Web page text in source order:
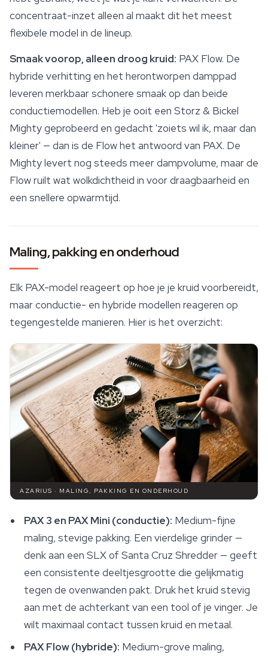
concentraat-inzet alleen al maakt dit het meest
flexibele model in de lineup.
Smaak voorop, alleen droog kruid: PAX Flow. De
hybride verhitting en het herontworpen damppad
leveren merkbaar schonere smaak op dan beide
conductiemodellen. Heb je ooit een Storz & Bickel
Mighty geprobeerd en gedacht 'zoiets wil ik, maar dan
kleiner' — dan is de Flow het antwoord van PAX. De
Mighty levert nog steeds meer dampvolume, maar de
Flow ruilt wat wolkdichtheid in voor draagbaarheid en
een snellere opwarmtijd.
Maling, pakking en onderhoud
Elk PAX-model reageert op hoe je je kruid voorbereidt,
maar conductie- en hybride modellen reageren op
tegengestelde manieren. Hier is het overzicht:
AZARIUS · MALING, PAKKING EN ONDERHOUD
PAX 3 en PAX Mini (conductie): Medium-fijne
maling, stevige pakking. Een vierdelige grinder —
denk aan een SLX of Santa Cruz Shredder — geeft
een consistente deeltjesgrootte die gelijkmatig
tegen de ovenwanden pakt. Druk het kruid stevig
aan met de achterkant van een tool of je vinger. Je
wilt maximaal contact tussen kruid en metaal.
PAX Flow (hybride): Medium-grove maling,